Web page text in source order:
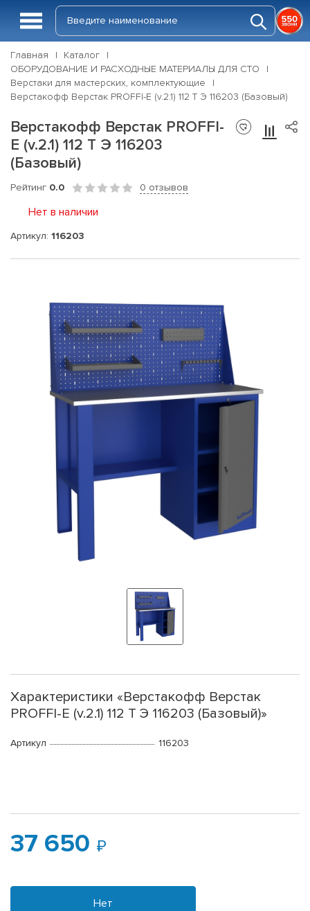
Главная
Каталог
ОБОРУДОВАНИЕ И РАСХОДНЫЕ МАТЕРИАЛЫ ДЛЯ СТО
Верстаки для мастерских, комплектующие
Верстакофф Верстак PROFFI-E (v.2.1) 112 Т Э 116203 (Базовый)
Верстакофф Верстак PROFFI-
E (v.2.1) 112 Т Э 116203
(Базовый)
Рейтинг 0.0 0 отзывов
Нет в наличии
Артикул: 116203
Характеристики «Верстакофф Верстак
PROFFI-E (v.2.1) 112 Т Э 116203 (Базовый)»
Артикул 116203
37 650
Нет